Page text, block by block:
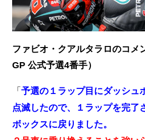
ファビオ・クアルタラロのコメ
GP 公式予選4番手）
「 予選の１ラップ目にダッシュ
点滅したので、１ラップを完了
ボックスに戻りました。